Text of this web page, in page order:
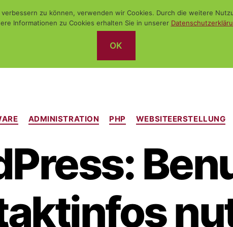
Kategorien
ADMINISTRATION PHP WEBSITEERSTELLUNG
zu können, verwenden wir Cookies. Durch die weitere
Informationen zu Cookies erhalten Sie in unserer
OK